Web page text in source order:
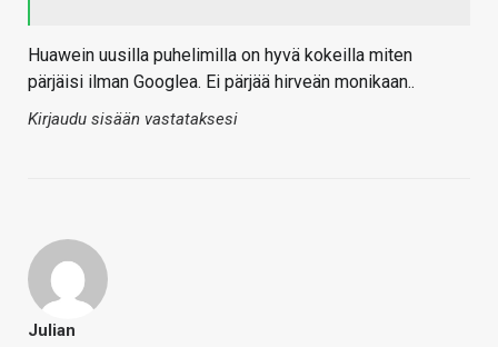
Huawein uusilla puhelimilla on hyvä kokeilla miten
pärjäisi ilman Googlea. Ei pärjää hirveän monikaan..
Kirjaudu sisään vastataksesi
Julian